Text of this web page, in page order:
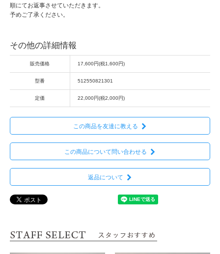
順にてお返事させていただきます。
予めご了承ください。
その他の詳細情報
販売価格 17,600円(税1,600円)
型番 512550821301
定価 22,000円(税2,000円)
この商品を友達に教える
この商品について問い合わせる
返品について